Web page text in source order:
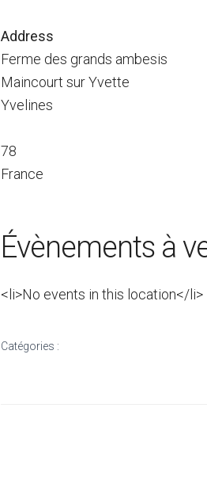
Address
Ferme des grands ambesis
Maincourt sur Yvette
Yvelines
78
France
Évènements à
<li>No events in this location</li>
Catégories :